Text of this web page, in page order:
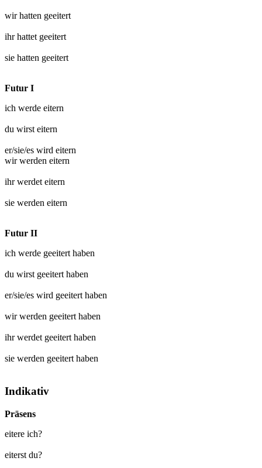
wir hatten geeitert
ihr hattet geeitert
sie hatten geeitert
Futur I
ich werde eitern
du wirst eitern
er/sie/es wird eitern
wir werden eitern
ihr werdet eitern
sie werden eitern
Futur II
ich werde geeitert haben
du wirst geeitert haben
er/sie/es wird geeitert haben
wir werden geeitert haben
ihr werdet geeitert haben
sie werden geeitert haben
Indikativ
Präsens
eitere ich?
eiterst du?